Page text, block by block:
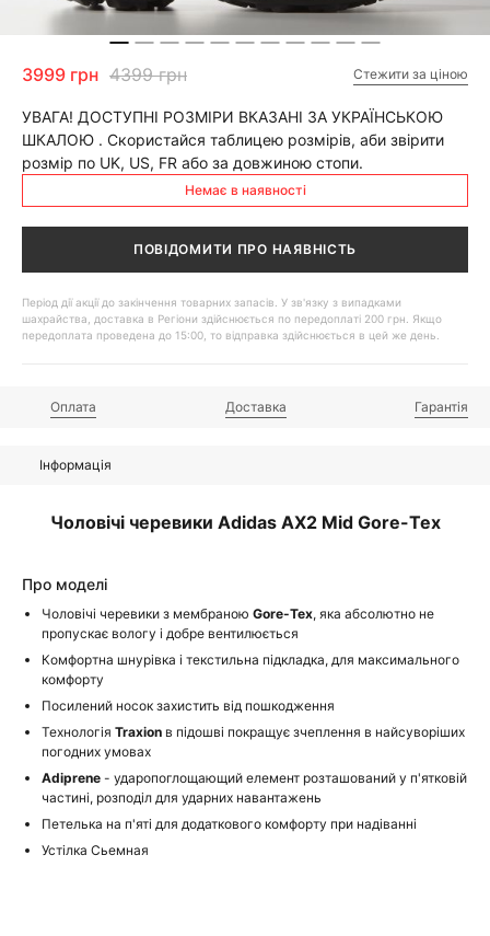
3999 грн 4399 грн Стежити за ціною
УВАГА! ДОСТУПНІ РОЗМІРИ ВКАЗАНІ ЗА УКРАЇНСЬКОЮ
ШКАЛОЮ . Скористайся таблицею розмірів, аби звірити
розмір по UK, US, FR або за довжиною стопи.
Немає в наявності
ПОВІДОМИТИ ПРО НАЯВНІСТЬ
Період дії акції до закінчення товарних запасів. У зв'язку з випадками
шахрайства, доставка в Регіони здійснюється по передоплаті 200 грн. Якщо
передоплата проведена до 15:00, то відправка здійснюється в цей же день.
Оплата Доставка Гарантія
Інформація
Чоловічі черевики Adidas AX2 Mid Gore-Tex
Про моделі
Чоловічі черевики з мембраною Gore-Tex, яка абсолютно не
пропускає вологу і добре вентилюється
Комфортна шнурівка і текстильна підкладка, для максимального
комфорту
Посилений носок захистить від пошкодження
Технологія Traxion в підошві покращує зчеплення в найсуворіших
погодних умовах
Adiprene - ударопоглощающий елемент розташований у п'ятковій
частині, розподіл для ударних навантажень
Петелька на п'яті для додаткового комфорту при надіванні
Устілка Сьемная